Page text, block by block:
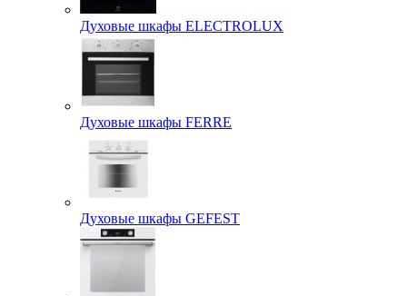
Духовые шкафы ELECTROLUX
Духовые шкафы FERRE
Духовые шкафы GEFEST